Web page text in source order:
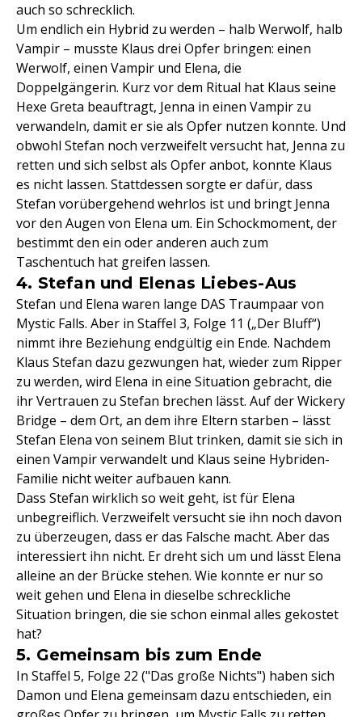
auch so schrecklich.
Um endlich ein Hybrid zu werden – halb Werwolf, halb
Vampir – musste Klaus drei Opfer bringen: einen
Werwolf, einen Vampir und Elena, die
Doppelgängerin. Kurz vor dem Ritual hat Klaus seine
Hexe Greta beauftragt, Jenna in einen Vampir zu
verwandeln, damit er sie als Opfer nutzen konnte. Und
obwohl Stefan noch verzweifelt versucht hat, Jenna zu
retten und sich selbst als Opfer anbot, konnte Klaus
es nicht lassen. Stattdessen sorgte er dafür, dass
Stefan vorübergehend wehrlos ist und bringt Jenna
vor den Augen von Elena um. Ein Schockmoment, der
bestimmt den ein oder anderen auch zum
Taschentuch hat greifen lassen.
4. Stefan und Elenas Liebes-Aus
Stefan und Elena waren lange DAS Traumpaar von
Mystic Falls. Aber in Staffel 3, Folge 11 („Der Bluff“)
nimmt ihre Beziehung endgültig ein Ende. Nachdem
Klaus Stefan dazu gezwungen hat, wieder zum Ripper
zu werden, wird Elena in eine Situation gebracht, die
ihr Vertrauen zu Stefan brechen lässt. Auf der Wickery
Bridge – dem Ort, an dem ihre Eltern starben – lässt
Stefan Elena von seinem Blut trinken, damit sie sich in
einen Vampir verwandelt und Klaus seine Hybriden-
Familie nicht weiter aufbauen kann.
Dass Stefan wirklich so weit geht, ist für Elena
unbegreiflich. Verzweifelt versucht sie ihn noch davon
zu überzeugen, dass er das Falsche macht. Aber das
interessiert ihn nicht. Er dreht sich um und lässt Elena
alleine an der Brücke stehen. Wie konnte er nur so
weit gehen und Elena in dieselbe schreckliche
Situation bringen, die sie schon einmal alles gekostet
hat?
5. Gemeinsam bis zum Ende
In Staffel 5, Folge 22 ("Das große Nichts") haben sich
Damon und Elena gemeinsam dazu entschieden, ein